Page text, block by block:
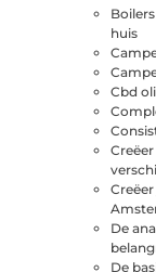
huis‍
Cbd
De
De